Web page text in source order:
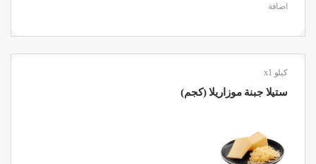
اضافة
كيلو x1
ستيلا جبنة موزاريلا (كجم)